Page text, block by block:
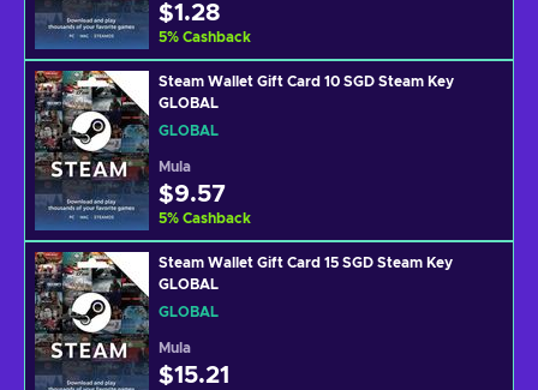
$1.28
5% Cashback
Steam Wallet Gift Card 10 SGD Steam Key
GLOBAL
GLOBAL
Mula
$9.57
5% Cashback
Steam Wallet Gift Card 15 SGD Steam Key
GLOBAL
GLOBAL
Mula
$15.21